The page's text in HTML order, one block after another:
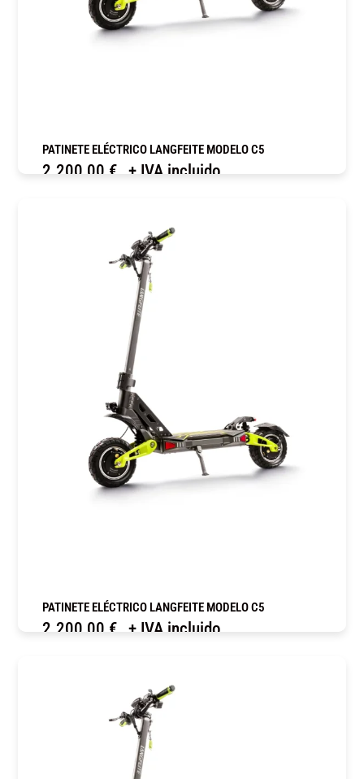
PATINETE ELÉCTRICO LANGFEITE MODELO C5
2.200,00 € + IVA incluido
PATINETE ELÉCTRICO LANGFEITE MODELO C5
2.200,00 € + IVA incluido